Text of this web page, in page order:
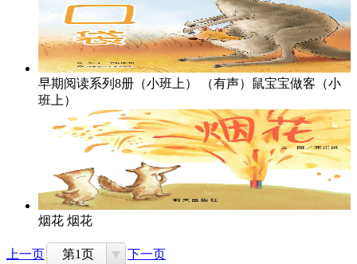
早期阅读系列8册（小班上）
（有声）鼠宝宝做客（小
班上）
烟花 烟花
上一页 第1页 下一页